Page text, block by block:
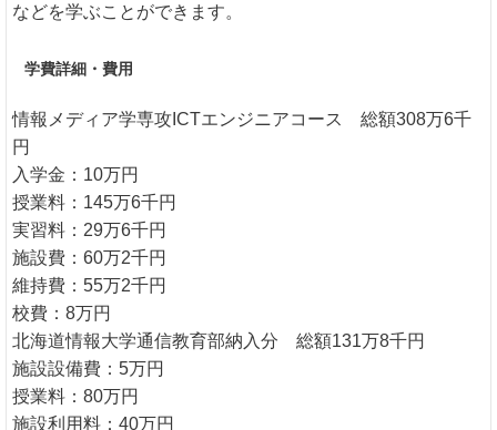
などを学ぶことができます。
学費詳細・費用
情報メディア学専攻ICTエンジニアコース 総額308万6千
円
入学金：10万円
授業料：145万6千円
実習料：29万6千円
施設費：60万2千円
維持費：55万2千円
校費：8万円
北海道情報大学通信教育部納入分 総額131万8千円
施設設備費：5万円
授業料：80万円
施設利用料：40万円